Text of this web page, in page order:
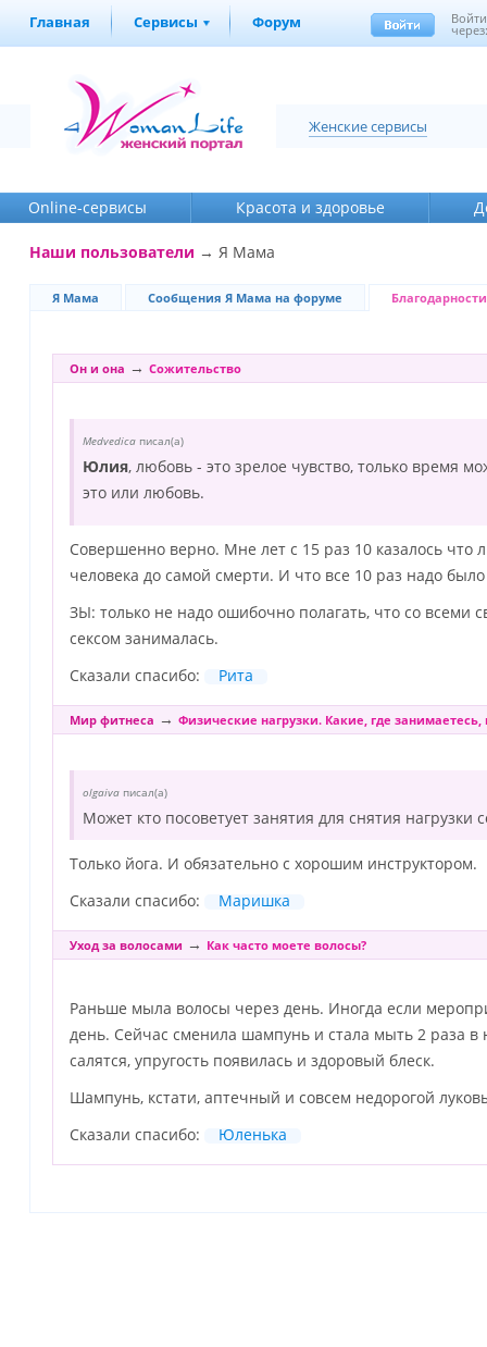
Главная Сервисы Форум Войти
Женские сервисы
Online-cервисы Красота и здоровье
Наши пользователи → Я Мама
Я Мама Сообщения Я Мама на форуме
Он и она → Сожительство
Medvedica писал(а)
Юлия, любовь - это зрелое чувство, только время
это или любовь.
Совершенно верно. Мне лет с 15 раз 10 казалось что
человека до самой смерти. И что все 10 раз надо
ЗЫ: только не надо ошибочно полагать, что со всеми
сексом занималась.
Сказали спасибо:
Рита
Мир фитнеса → Физические нагрузки. Какие, где занимаетесь,
olgaiva писал(а)
Может кто посоветует занятия для снятия нагрузки
Только йога. И обязательно с хорошим инструктором.
Сказали спасибо:
Маришка
Уход за волосами → Как часто моете волосы?
Раньше мыла волосы через день. Иногда если
день. Сейчас сменила шампунь и стала мыть 2 раза
салятся, упругость появилась и здоровый блеск.
Шампунь, кстати, аптечный и совсем недорогой
Сказали спасибо:
Юленька